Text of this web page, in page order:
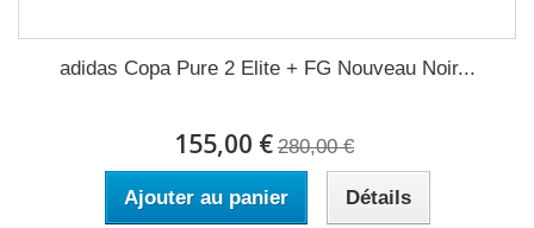
adidas Copa Pure 2 Elite + FG Nouveau Noir...
155,00 € 280,00 €
Ajouter au panier Détails